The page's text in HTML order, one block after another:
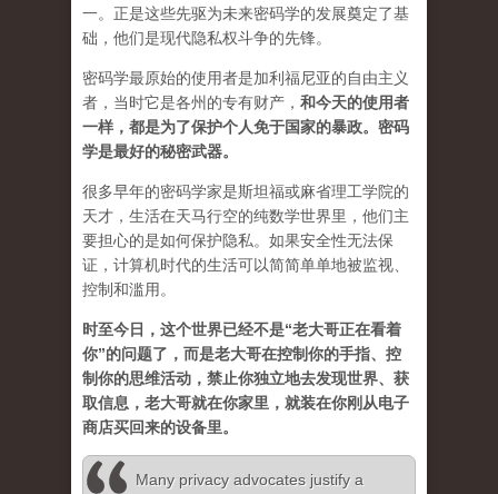
一。正是这些先驱为未来密码学的发展奠定了基
础，他们是现代隐私权斗争的先锋。
密码学最原始的使用者是加利福尼亚的自由主义
者，当时它是各州的专有财产， 和今天的使用者
一样，都是为了保护个人免于国家的暴政。密码
学是最好的秘密武器。
很多早年的密码学家是斯坦福或麻省理工学院的
天才，生活在天马行空的纯数学世界里，他们主
要担心的是如何保护隐私。如果安全性无法保
证，计算机时代的生活可以简简单单地被监视、
控制和滥用。
时至今日，这个世界已经不是“老大哥正在看着
你”的问题了，而是老大哥在控制你的手指、控
制你的思维活动，禁止你独立地去发现世界、获
取信息，老大哥就在你家里，就装在你刚从电子
商店买回来的设备里。
Many privacy advocates justify a